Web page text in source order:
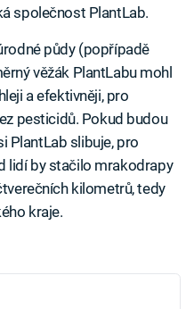
společnost PlantLab.
půdy (popřípadě
věžák PlantLabu mohl
a efektivněji, pro
pesticidů. Pokud budou
PlantLab slibuje, pro
lidí by stačilo mrakodrapy
kilometrů, tedy
kraje.